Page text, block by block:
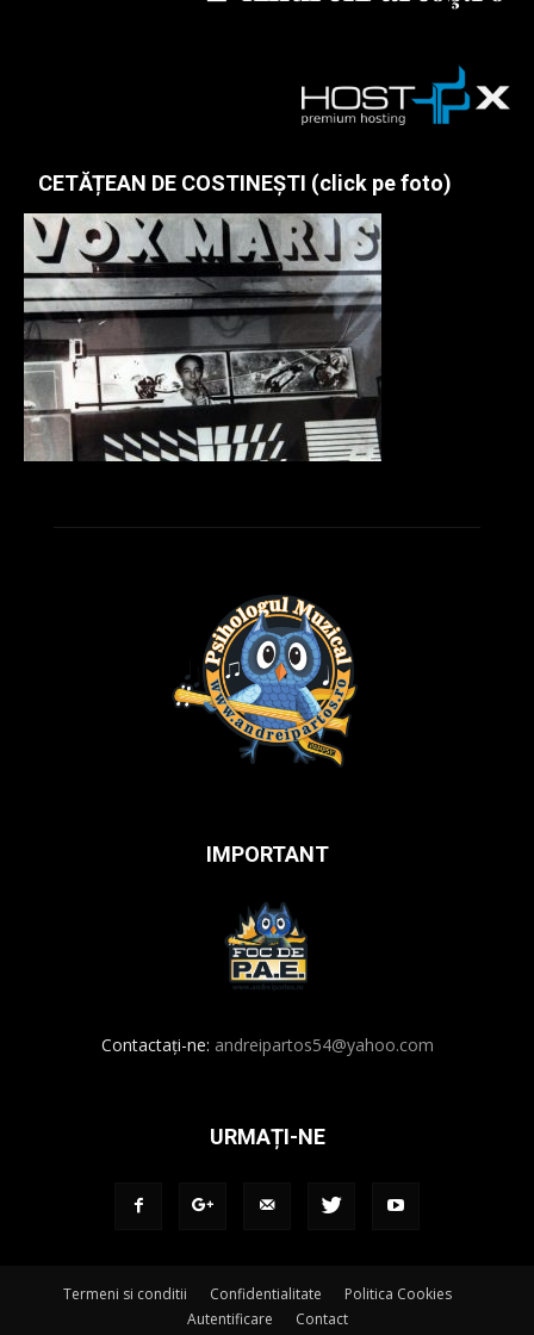
CETĂȚEAN DE COSTINEȘTI (click pe foto)
IMPORTANT
Contactați-ne: andreipartos54@yahoo.com
URMAȚI-NE
Termeni si conditii Confidentialitate
Politica Cookies
Autentificare
Contact